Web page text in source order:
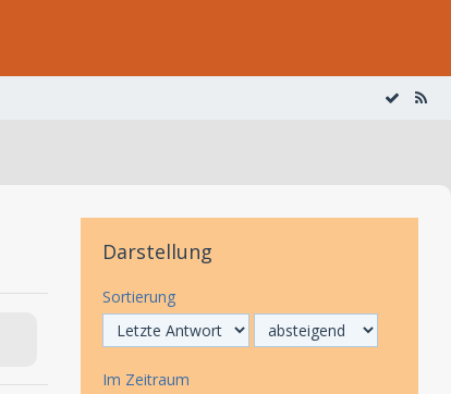
Darstellung
Sortierung
Im Zeitraum